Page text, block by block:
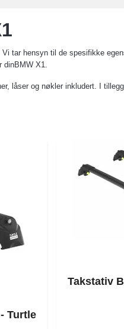
tar hensyn til de spesifikke
X1.
låser og nøkler inkludert. I
Turtle
Takstativ